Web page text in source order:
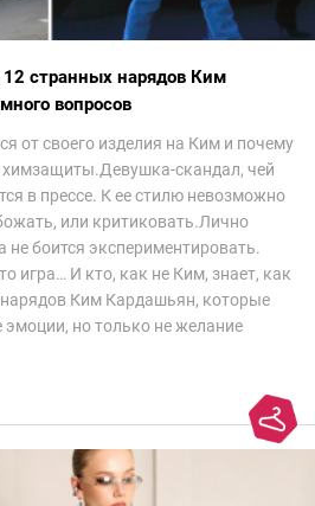
странных нарядов Ким
вопросов
от своего изделия на Ким и почему
скандал, чей
в прессе. К ее стилю невозможно
или критиковать.Лично
не боится экспериментировать.
игра… И кто, как не Ким, знает, как
нарядов Ким Кардашьян, которые
но только не желание